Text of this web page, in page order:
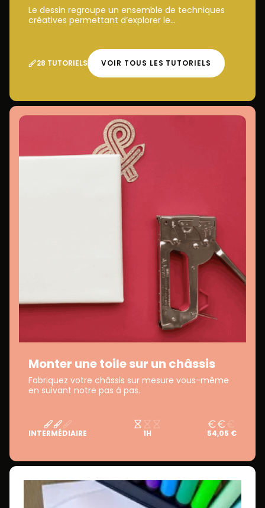
Le dessin regroupe un ensemble de techniques
créatives permettant d’explorer le...
28 TUTORIELS VOIR TOUS LES TUTORIELS
Monter une toile sur un châssis
Fabriquez votre châssis sur mesure vous-même
en suivant notre pas à pas.
INTERMÉDIAIRE 1H 54,05 €